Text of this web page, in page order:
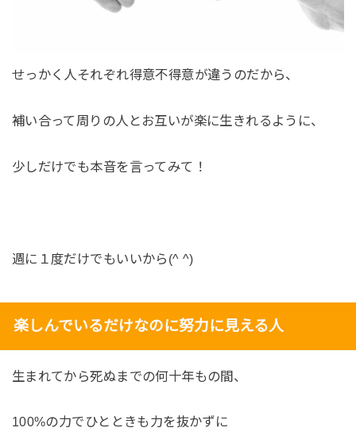
せっかく人それぞれ得意不得意が違うのだから、
補い合って周りの人とお互いが楽に生きれるように、
少しだけでも本音を言ってみて！
週に１度だけでもいいから(^ ^)
楽しんでいるだけなのに努力に見える人
生まれてから死ぬまでの何十年もの間、
100%の力でひとときも力を抜かずに